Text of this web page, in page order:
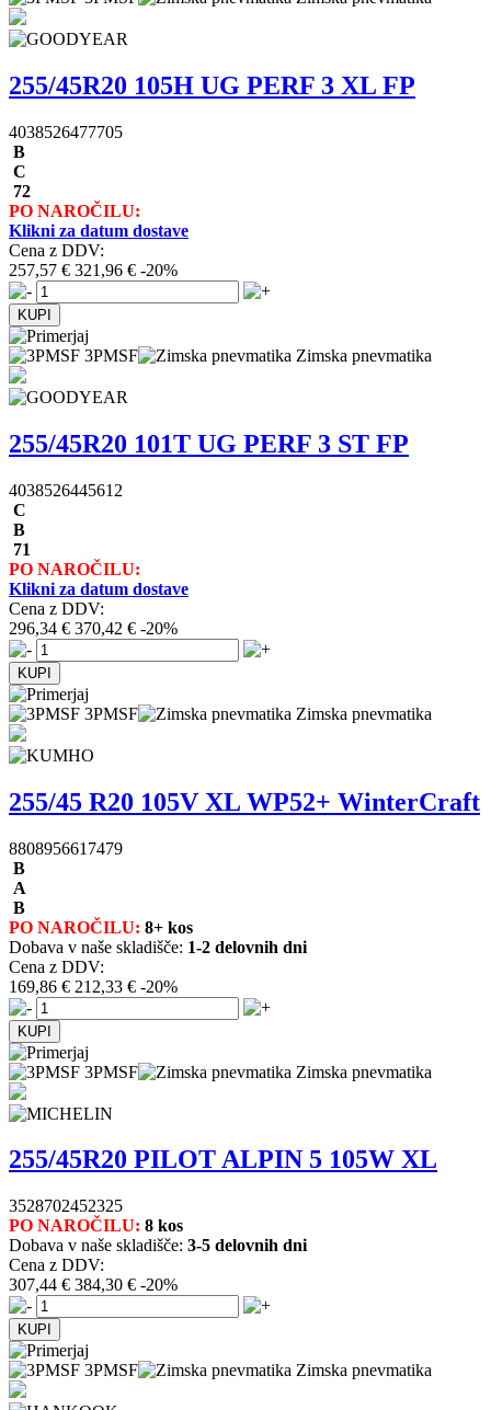
255/45R20 105H UG PERF 3 XL FP
4038526477705
B
C
72
PO NAROČILU:
Klikni za datum dostave
Cena z DDV:
257,57 € 321,96 € -20%
3PMSF Zimska pnevmatika
255/45R20 101T UG PERF 3 ST FP
4038526445612
C
B
71
PO NAROČILU:
Klikni za datum dostave
Cena z DDV:
296,34 € 370,42 € -20%
3PMSF Zimska pnevmatika
255/45 R20 105V XL WP52+ WinterCraft
8808956617479
B
A
B
PO NAROČILU: 8+ kos
Dobava v naše skladišče: 1-2 delovnih dni
Cena z DDV:
169,86 € 212,33 € -20%
3PMSF Zimska pnevmatika
255/45R20 PILOT ALPIN 5 105W XL
3528702452325
PO NAROČILU: 8 kos
Dobava v naše skladišče: 3-5 delovnih dni
Cena z DDV:
307,44 € 384,30 € -20%
3PMSF Zimska pnevmatika